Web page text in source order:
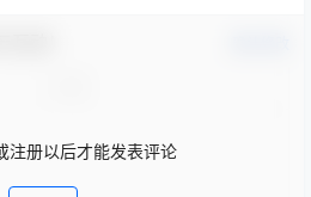
注册以后才能发表评论